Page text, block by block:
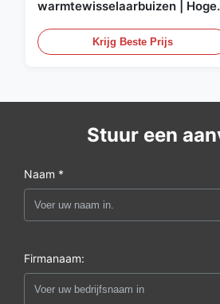
warmtewisselaarbuizen | Hoge
Krijg Beste Prijs
Stuur een
Naam *
Firmanaam: